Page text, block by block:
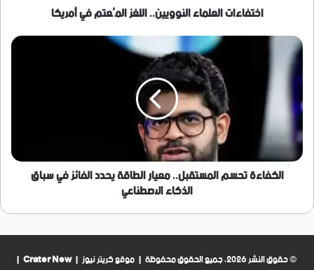
اختفاءات العلماء النوويين.. اللغز المُعتم في أمريكا
الكفاءة
تحسم
المستقبل..
معيار
الطاقة
يحدد
الفائز
في
سباق
الذكاء
الاصطناعي
الكفاءة تحسم المستقبل.. معيار الطاقة يحدد الفائز في سباق
الذكاء الاصطناعي
© حقوق النشر 2026، جميع الحقوق محفوظة | موقع كريتر نيوز | Crater New
|